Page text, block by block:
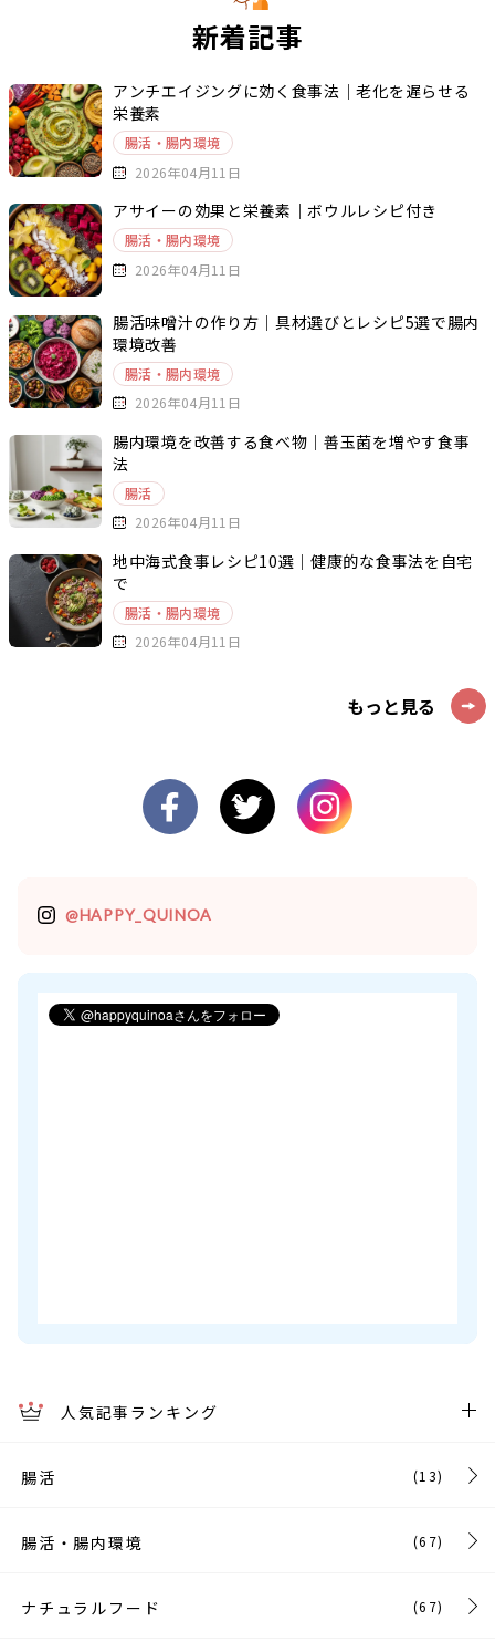
新着記事
アンチエイジングに効く食事法｜老化を遅らせる
栄養素
腸活・腸内環境
2026年04月11日
アサイーの効果と栄養素｜ボウルレシピ付き
腸活・腸内環境
2026年04月11日
腸活味噌汁の作り方｜具材選びとレシピ5選で腸内
環境改善
腸活・腸内環境
2026年04月11日
腸内環境を改善する食べ物｜善玉菌を増やす食事
法
腸活
2026年04月11日
地中海式食事レシピ10選｜健康的な食事法を自宅
で
腸活・腸内環境
2026年04月11日
もっと見る
@HAPPY_QUINOA
人気記事ランキング
腸活 (13)
腸活・腸内環境 (67)
ナチュラルフード (67)